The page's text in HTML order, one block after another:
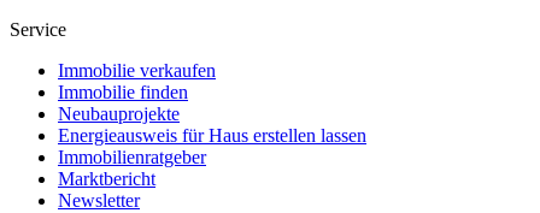
Service
Immobilie verkaufen
Immobilie finden
Neubauprojekte
Energieausweis für Haus erstellen lassen
Immobilienratgeber
Marktbericht
Newsletter